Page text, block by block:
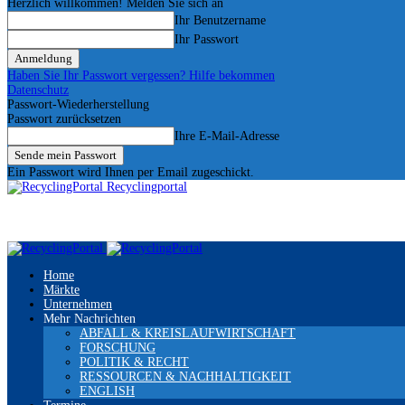
Herzlich willkommen! Melden Sie sich an
Ihr Benutzername
Ihr Passwort
Haben Sie Ihr Passwort vergessen? Hilfe bekommen
Datenschutz
Passwort-Wiederherstellung
Passwort zurücksetzen
Ihre E-Mail-Adresse
Ein Passwort wird Ihnen per Email zugeschickt.
Recyclingportal
Home
Märkte
Unternehmen
Mehr Nachrichten
ABFALL & KREISLAUFWIRTSCHAFT
FORSCHUNG
POLITIK & RECHT
RESSOURCEN & NACHHALTIGKEIT
ENGLISH